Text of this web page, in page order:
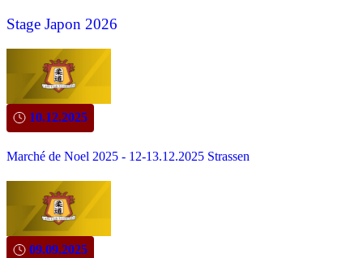
Stage Japon 2026
10.12.2025
Marché de Noel 2025 - 12-13.12.2025 Strassen
09.09.2025